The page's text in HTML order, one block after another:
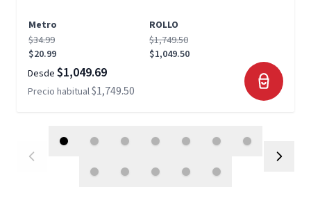
Metro
ROLLO
$34.99
$20.99
$1,749.50
$1,049.50
Desde $1,049.69
Precio habitual$1,749.50